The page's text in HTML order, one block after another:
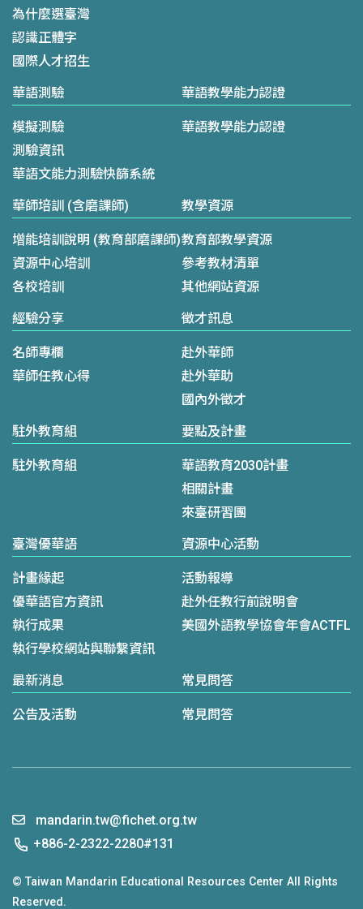
為什麼選臺灣
認識正體字
國際人才招生
華語測驗
模擬測驗
測驗資訊
華語文能力測驗快篩系統
華語教學能力認證
華語教學能力認證
華師培訓 (含磨課師)
增能培訓說明 (教育部磨課師)
資源中心培訓
各校培訓
教學資源
教育部教學資源
參考教材清單
其他網站資源
經驗分享
名師專欄
華師任教心得
徵才訊息
赴外華師
赴外華助
國內外徵才
駐外教育組
駐外教育組
要點及計畫
華語教育2030計畫
相關計畫
來臺研習團
臺灣優華語
計畫緣起
優華語官方資訊
執行成果
執行學校網站與聯繫資訊
資源中心活動
活動報導
赴外任教行前說明會
美國外語教學協會年會ACTFL
最新消息
公告及活動
常見問答
常見問答
mandarin.tw@fichet.org.tw
+886-2-2322-2280#131
© Taiwan Mandarin Educational Resources Center All Rights
Reserved.